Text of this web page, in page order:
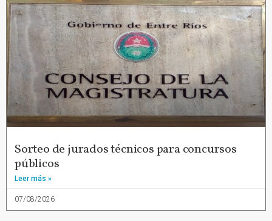
Sorteo de jurados técnicos para concursos
públicos
Leer más »
07/08/2026